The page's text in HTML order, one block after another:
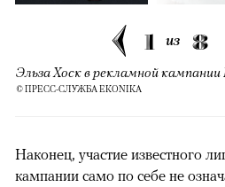
1 из 8
Эльза Хоск в рекламной кампании
© ПРЕСС-СЛУЖБА EKONIKA
Наконец, участие известного
кампании само по себе не